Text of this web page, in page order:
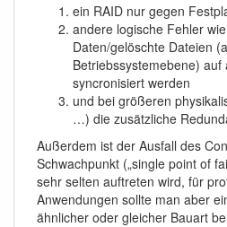
ein RAID nur gegen
andere logische Fehler
Daten/gelöschte Dateien
Betriebssystemebene)
syncronisiert werden
und bei größeren
…) die zusätzliche
Außerdem ist der Ausfall des
Schwachpunkt („single point of
sehr selten auftreten wird, für
Anwendungen sollte man aber
ähnlicher oder gleicher Bauart